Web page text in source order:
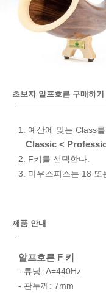
초보자 알프호른 구매하기
1. 예산에 맞는 Class를
Classic <
2. F키를 선택한다.
3. 마우스피스는 18 또
제품 안내
알프호른 F 키
- 튜닝: A=440Hz
- 관두께: 7mm